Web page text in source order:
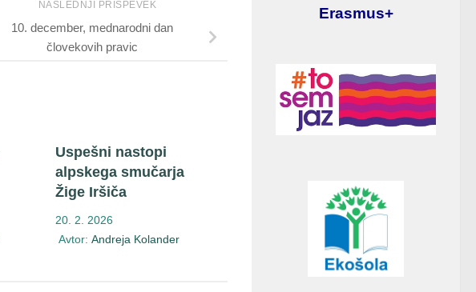
NASLEDNJI PRISPEVEK
10. december, mednarodni dan
človekovih pravic
Uspešni nastopi
alpskega smučarja
Žige Iršiča
20. 2. 2026
Avtor: Andreja Kolander
Erasmus+